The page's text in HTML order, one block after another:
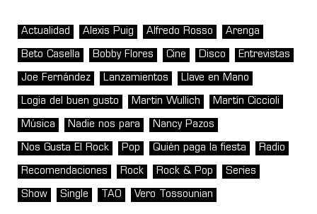
Actualidad Alexis Puig Alfredo Rosso Arenga
Beto Casella Bobby Flores Cine Disco Entrevistas
Joe Fernández Lanzamientos Llave en Mano
Logia del buen gusto Martin Wullich Martín Ciccioli
Música Nadie nos para Nancy Pazos
Nos Gusta El Rock Pop Quién paga la fiesta Radio
Recomendaciones Rock Rock & Pop Series
Show Single TAO Vero Tossounian